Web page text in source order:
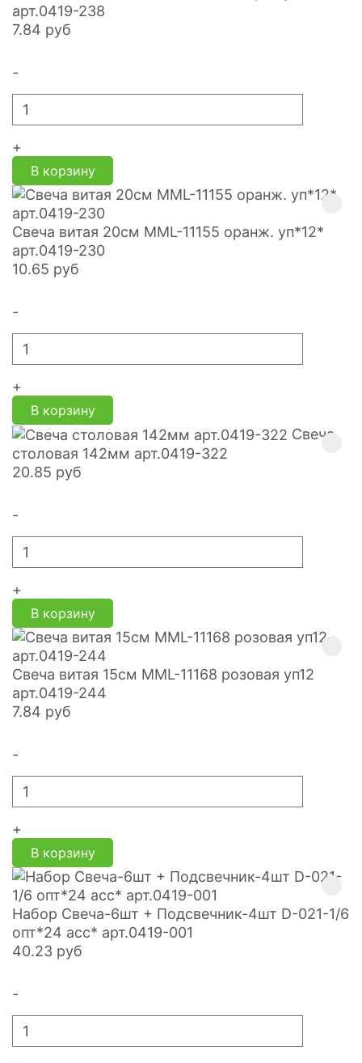
арт.0419-238
7.84 руб
-
+
В корзину
Свеча витая 20см MML-11155 оранж. уп*12*
арт.0419-230
10.65 руб
-
+
В корзину
Свеча
столовая 142мм арт.0419-322
20.85 руб
-
+
В корзину
Свеча витая 15см MML-11168 розовая уп12
арт.0419-244
7.84 руб
-
+
В корзину
Набор Свеча-6шт + Подсвечник-4шт D-021-1/6
опт*24 асс* арт.0419-001
40.23 руб
-